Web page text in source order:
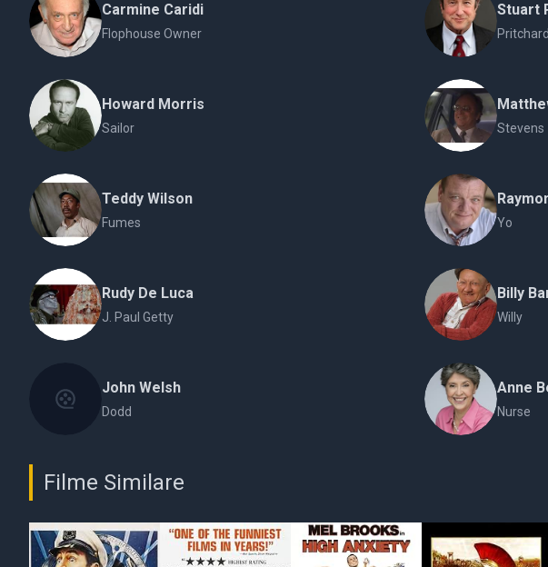
Carmine Caridi
Flophouse Owner
Stuart
Pritchard
Howard Morris
Sailor Stevens
Teddy Wilson
Fumes Yo
Rudy De Luca
J. Paul Getty
Billy
Willy
John Welsh
Dodd
Anne
Nurse
Filme Similare